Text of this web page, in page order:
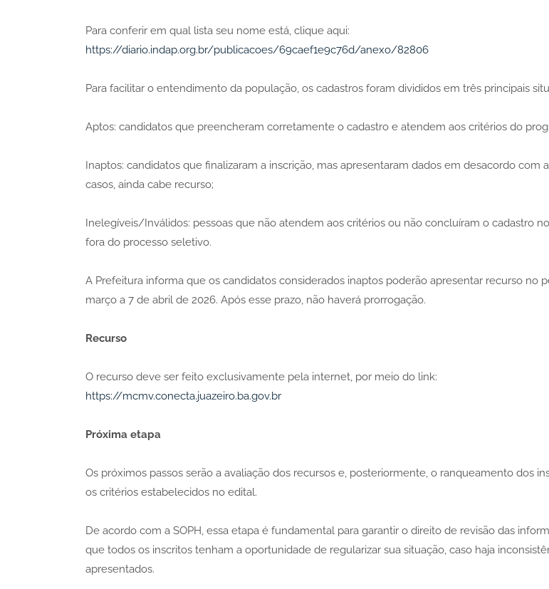
Para conferir em qual lista seu nome está, clique aqui:
https://diario.indap.org.br/publicacoes/69caef1e9c76d/anexo/82806
Para facilitar o entendimento da população, os cadastros foram divididos em três principais
Aptos: candidatos que preencheram corretamente o cadastro e atendem aos critérios do
Inaptos: candidatos que finalizaram a inscrição, mas apresentaram dados em desacordo com
casos, ainda cabe recurso;
Inelegíveis/Inválidos: pessoas que não atendem aos critérios ou não concluíram o cadastro
fora do processo seletivo.
A Prefeitura informa que os candidatos considerados inaptos poderão apresentar recurso no
março a 7 de abril de 2026. Após esse prazo, não haverá prorrogação.
Recurso
O recurso deve ser feito exclusivamente pela internet, por meio do link:
https://mcmv.conecta.juazeiro.ba.gov.br
Próxima etapa
Os próximos passos serão a avaliação dos recursos e, posteriormente, o ranqueamento dos
os critérios estabelecidos no edital.
De acordo com a SOPH, essa etapa é fundamental para garantir o direito de revisão das
que todos os inscritos tenham a oportunidade de regularizar sua situação, caso haja
apresentados.